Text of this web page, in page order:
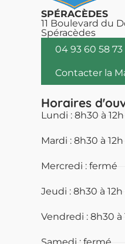
SPÉRACÈDES
11 Boulevard du
Spéracèdes
04 93 60 58 73
Contacter la
Horaires
Lundi : 8h30 à
Mardi : 8h30 à
Mercredi : fermé
Jeudi : 8h30 à
Vendredi : 8h30 à